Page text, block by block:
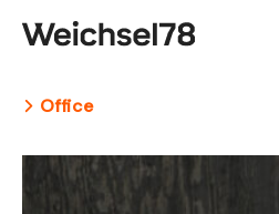
Office
Hauptnavigation